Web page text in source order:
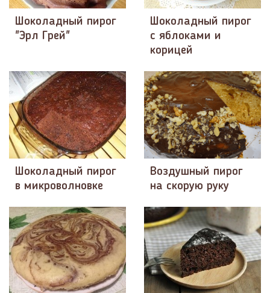
Шоколадный пирог
"Эрл Грей"
Шоколадный пирог
с яблоками и
корицей
Шоколадный пирог
в микроволновке
Воздушный пирог
на скорую руку